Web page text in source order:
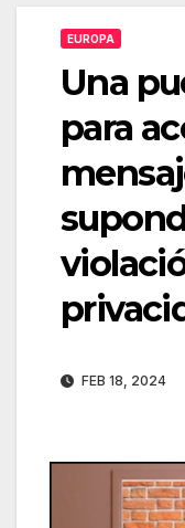
EUROPA
Una
para
FEB 18, 2024